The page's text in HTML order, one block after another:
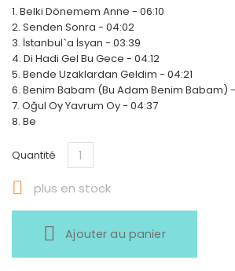
1. Belki Dönemem Anne - 06:10
2. Senden Sonra - 04:02
3. İstanbul`a İsyan - 03:39
4. Di Hadi Gel Bu Gece - 04:12
5. Bende Uzaklardan Geldim - 04:21
6. Benim Babam (Bu Adam Benim Babam)
7. Oğul Oy Yavrum Oy - 04:37
8. Be
Quantité
 plus en stock
Ajouter au panier